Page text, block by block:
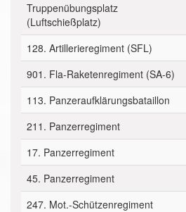
Truppenübungsplatz
(Luftschießplatz)
128. Artillerieregiment (SFL)
901. Fla-Raketenregiment (SA-6)
113. Panzeraufklärungsbataillon
211. Panzerregiment
17. Panzerregiment
45. Panzerregiment
247. Mot.-Schützenregiment